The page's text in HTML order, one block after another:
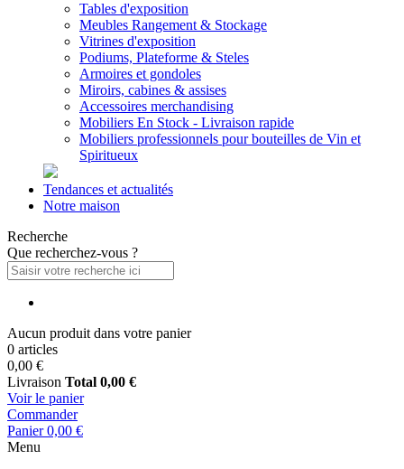
Tables d'exposition
Meubles Rangement & Stockage
Vitrines d'exposition
Podiums, Plateforme & Steles
Armoires et gondoles
Miroirs, cabines & assises
Accessoires merchandising
Mobiliers En Stock - Livraison rapide
Mobiliers professionnels pour bouteilles de Vin et
Spiritueux
Tendances et actualités
Notre maison
Recherche
Que recherchez-vous ?
Aucun produit dans votre panier
0 articles
0,00 €
Livraison Total 0,00 €
Voir le panier
Commander
Panier 0,00 €
Menu